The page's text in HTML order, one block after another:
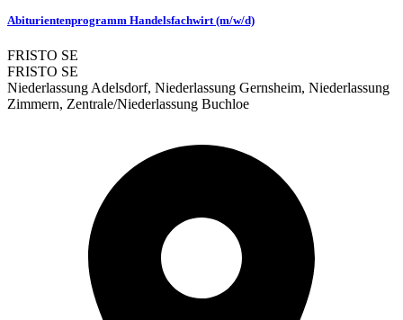
Abiturientenprogramm Handelsfachwirt (m/w/d)
FRISTO SE
FRISTO SE
Niederlassung Adelsdorf, Niederlassung Gernsheim, Niederlassung
Zimmern, Zentrale/Niederlassung Buchloe